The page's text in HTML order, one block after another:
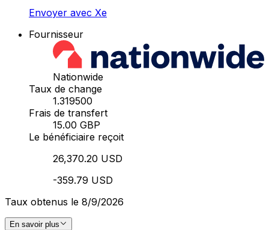
Envoyer avec Xe
Fournisseur
Nationwide
Taux de change
1.319500
Frais de transfert
15.00 GBP
Le bénéficiaire reçoit
26,370.20 USD
-359.79 USD
Taux obtenus le 8/9/2026
En savoir plus